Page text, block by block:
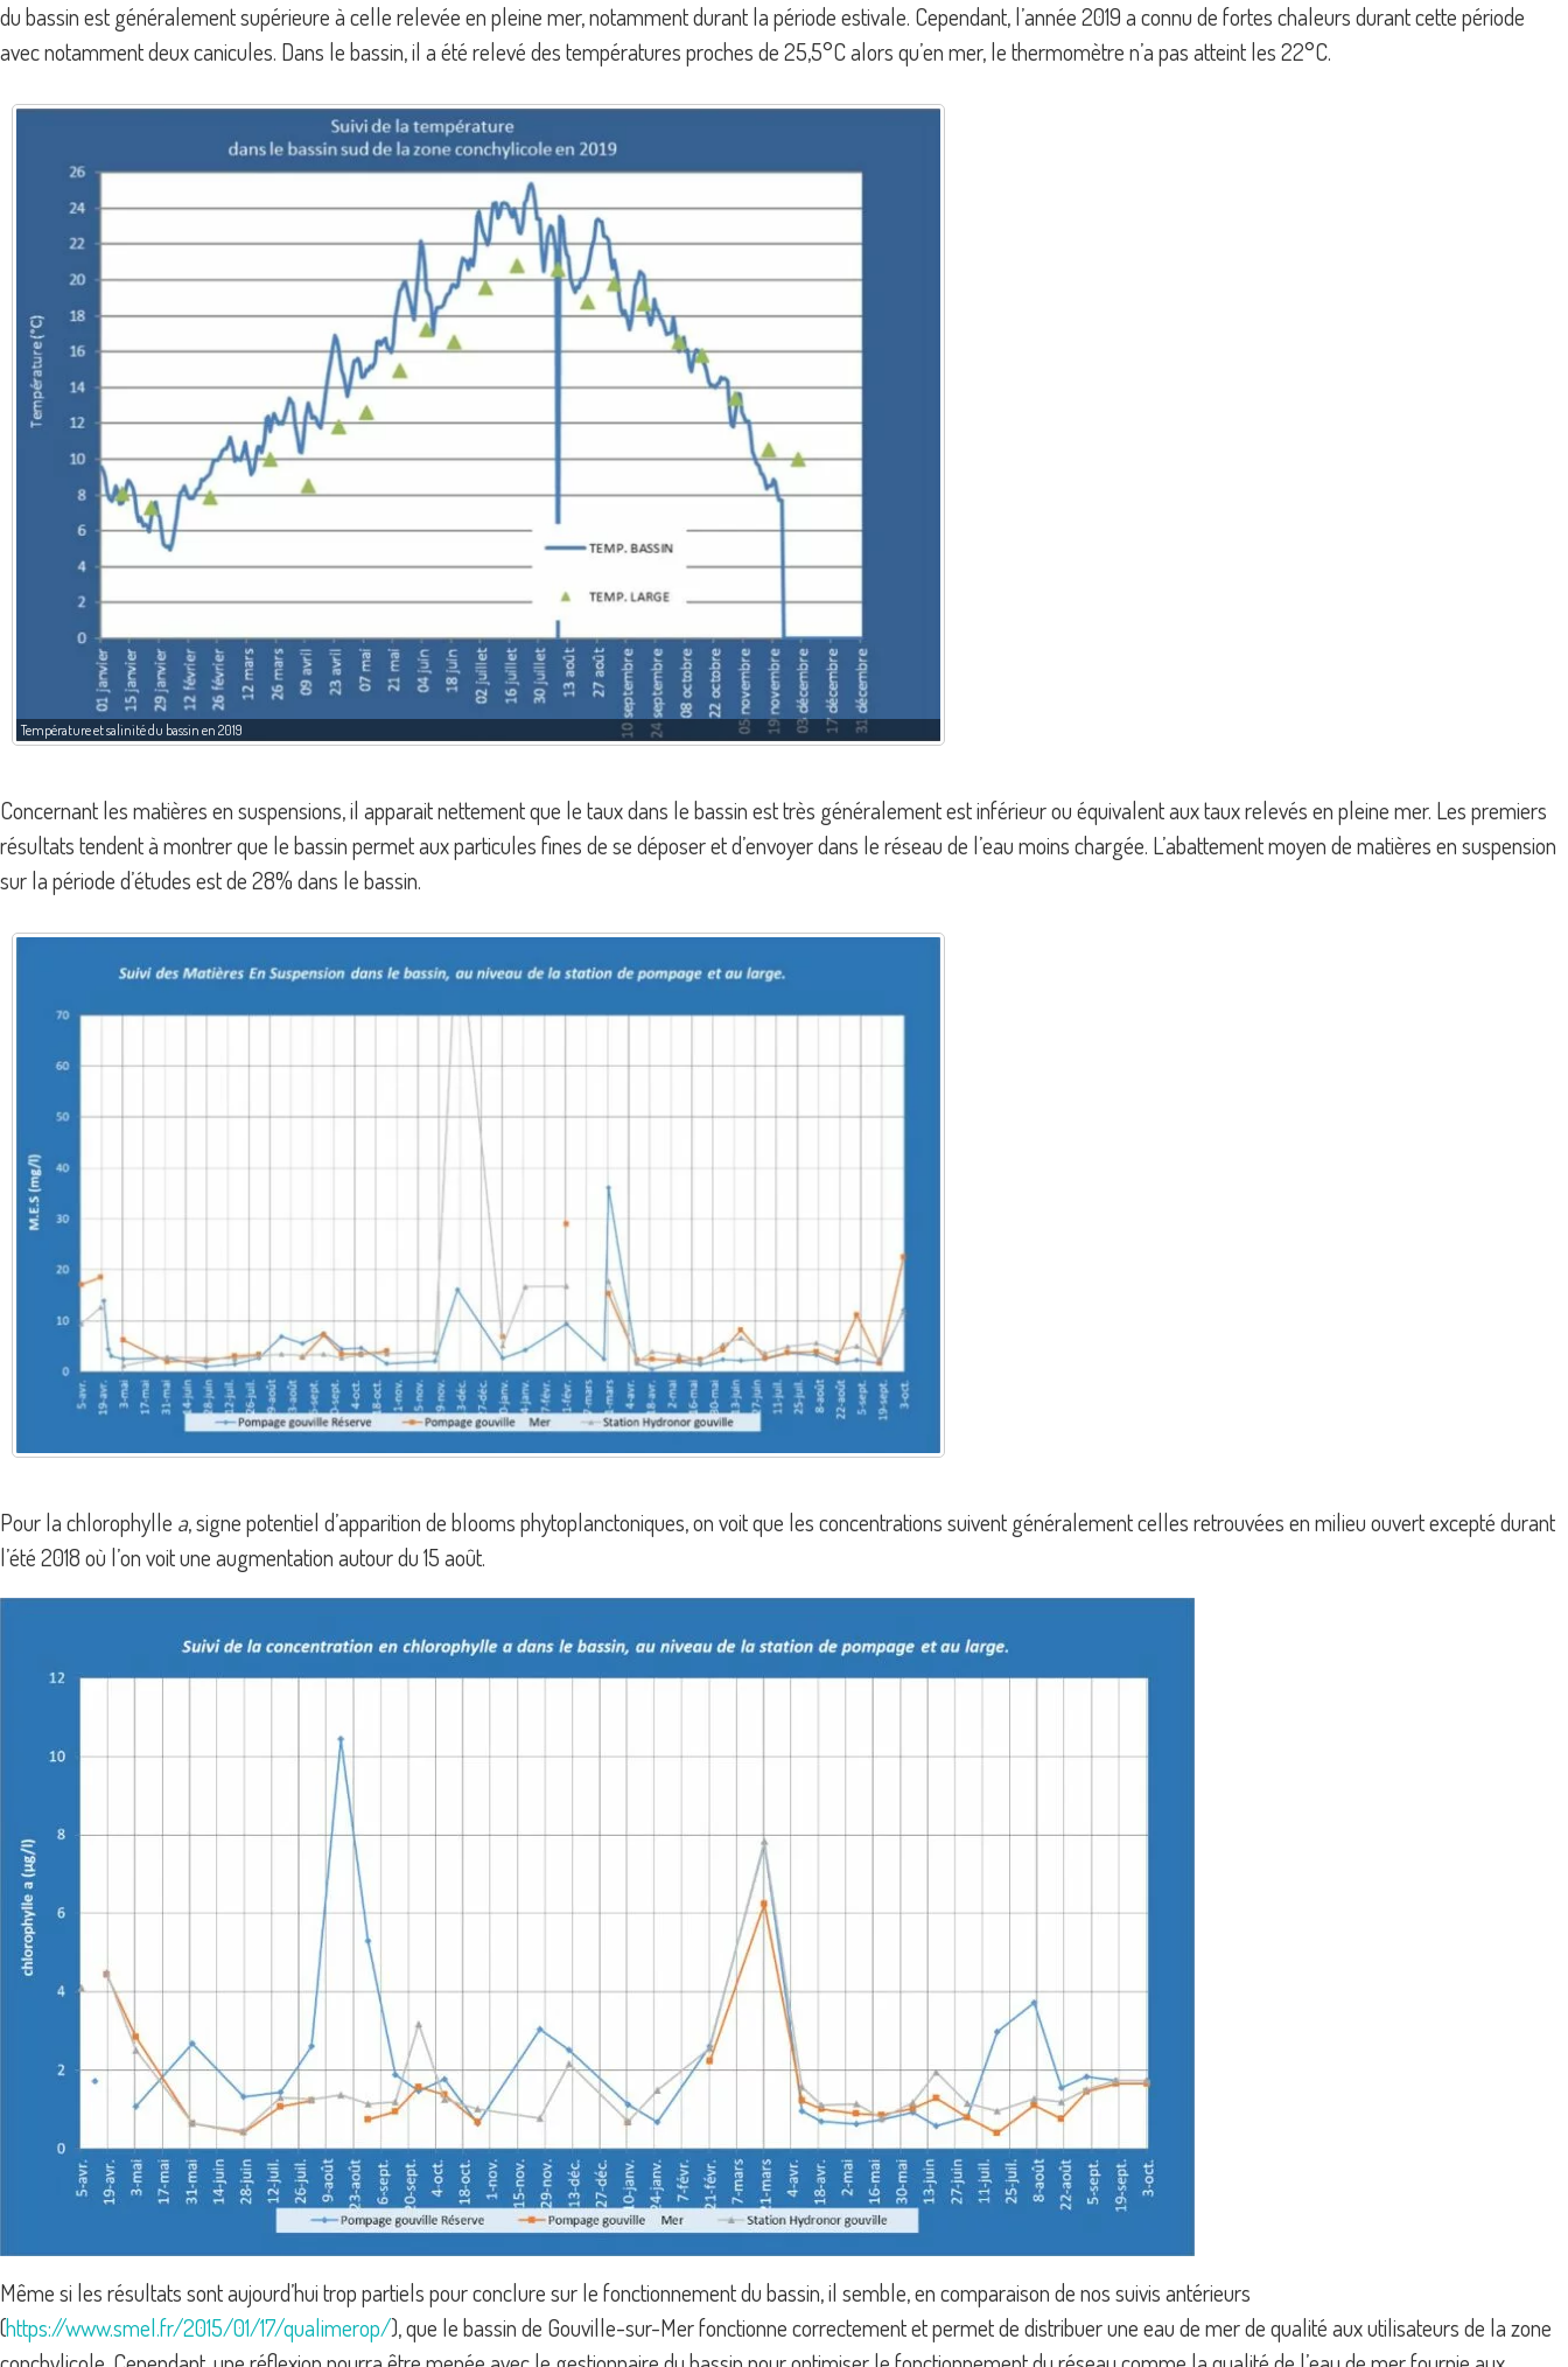
du bassin est généralement supérieure à celle relevée en pleine mer, notamment durant la période estivale. Cependant, l’année 2019 a connu de fortes chaleurs durant cette période
avec notamment deux canicules. Dans le bassin, il a été relevé des températures proches de 25,5°C alors qu’en mer, le thermomètre n’a pas atteint les 22°C.
Température et salinité du bassin en 2019
Concernant les matières en suspensions, il apparait nettement que le taux dans le bassin est très généralement est inférieur ou équivalent aux taux relevés en pleine mer. Les premiers
résultats tendent à montrer que le bassin permet aux particules fines de se déposer et d’envoyer dans le réseau de l’eau moins chargée. L’abattement moyen de matières en suspension
sur la période d’études est de 28% dans le bassin.
Pour la chlorophylle a, signe potentiel d’apparition de blooms phytoplanctoniques, on voit que les concentrations suivent généralement celles retrouvées en milieu ouvert excepté durant
l’été 2018 où l’on voit une augmentation autour du 15 août.
Même si les résultats sont aujourd’hui trop partiels pour conclure sur le fonctionnement du bassin, il semble, en comparaison de nos suivis antérieurs
(https://www.smel.fr/2015/01/17/qualimerop/), que le bassin de Gouville-sur-Mer fonctionne correctement et permet de distribuer une eau de mer de qualité aux utilisateurs de la zone